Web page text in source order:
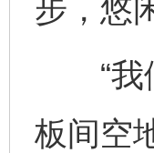
步，悠
“我们
板间空